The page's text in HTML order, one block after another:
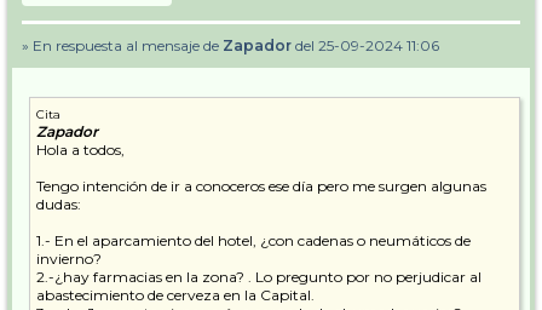
» En respuesta al mensaje de Zapador del 25-09-2024 11:06
Cita
Zapador
Hola a todos,
Tengo intención de ir a conoceros ese día pero me surgen algunas
dudas:
1.- En el aparcamiento del hotel, ¿con cadenas o neumáticos de
invierno?
2.-¿hay farmacias en la zona? . Lo pregunto por no perjudicar al
abastecimiento de cerveza en la Capital.